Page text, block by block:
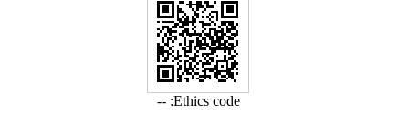
Ethics code: --